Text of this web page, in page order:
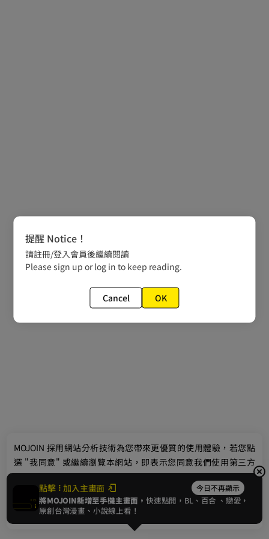
點擊 加入主畫面 今日不再顯示
將MOJOIN新增至手機主畫面，快速點開，BL、 百合 、戀愛，
原創台灣漫畫、小說線上看！
MOJOIN 採用網站分析技術為您帶來更優質的使用體驗，若您點
選 "我同意" 或繼續瀏覽本網站，即表示您同意我們使用第三方
Cookie，欲瞭解更多資訊請見隱私權政策。
我同意
提醒 Notice！
請註冊/登入會員後繼續閱讀
Please sign up or log in to keep reading.
Cancel OK